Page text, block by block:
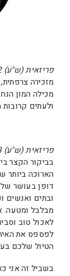
פריזאית (ש"ע) 2:
מזכירה
מכילה המון
ולעתים
פריזאית (ש"ע) 3:
בביקור הקצר
הארוכה ביותר
דופן בעושר
ובתים ואנשים
מבלבל ומטעה.
לאכול טוב
לפספס את
הטיול שלכם
בשביל זה אני